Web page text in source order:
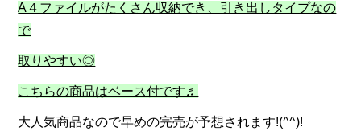
A４ファイルがたくさん収納でき、引き出しタイプなの
で
取りやすい◎
こちらの商品はベース付です♬
大人気商品なので早めの完売が予想されます!(^^)!